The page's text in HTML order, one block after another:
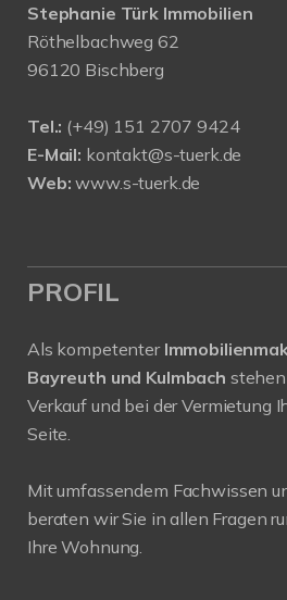
Stephanie Türk Immobilien
Röthelbachweg 62
96120 Bischberg
Tel.: (+49) 151 2707 9424
E-Mail: kontakt@s-tuerk.de
Web: www.s-tuerk.de
PROFIL
Als kompetenter
Bayreuth und Kulmbach
Verkauf und bei der Vermietung
Seite.
Mit umfassendem Fachwissen
beraten wir Sie in allen Fragen
Ihre Wohnung.